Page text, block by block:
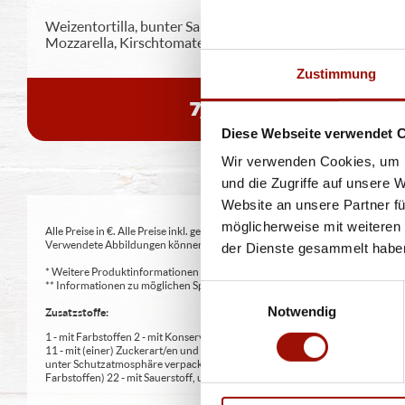
Zustimmung
Diese Webseite verwendet
Wir verwenden Cookies,
und die Zugriffe auf unsere
Website an unsere Partner
möglicherweise mit
der Dienste gesammelt
Einwilligungsauswahl
Notwendig
Weizentortilla, bunter Salatmix, Crème fraîche,
Mozzarella, Kirschtomaten, grüne
7,90 €
Alle Preise in €. Alle Preise inkl. gesetzl. MwSt. Alle Angaben zu
Verwendete Abbildungen können von den tatsächlich gelieferten
* Weitere Produktinformationen zu vorverpackten Lebensmitteln finden
** Informationen zu möglichen Spuren von Allergenen seitens unsere
Zusatzstoffe:
1 - mit Farbstoffen 2 - mit Konservierungsmittel 3 - mit Antioxidationsmittel
11 - mit (einer) Zuckerart/en und Süßungsmittel/n 12 - nur bei Tafelsüßen
unter Schutzatmosphäre verpackt 16 - chininhaltig 17 - koffeinhaltig 18 -
Farbstoffen) 22 - mit Sauerstoff, unter Hochdruck, farbstabilisierend (bei